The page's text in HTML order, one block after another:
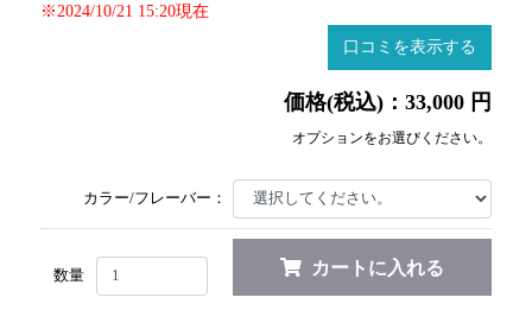
※2024/10/21 15:20現在
口コミを表示する
価格(税込)：33,000 円
オプションをお選びください。
カラー/フレーバー：
数量 カートに入れる